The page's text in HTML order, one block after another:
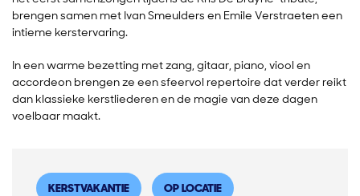
brengen samen met Ivan Smeulders en Emile Verstraeten een
intieme kerstervaring.
In een warme bezetting met zang, gitaar, piano, viool en
accordeon brengen ze een sfeervol repertoire dat verder reikt
dan klassieke kerstliederen en de magie van deze dagen
voelbaar maakt.
KERSTVAKANTIE OP LOCATIE